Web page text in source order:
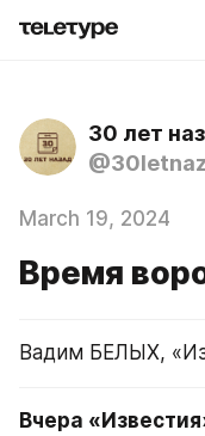
30 лет
March 19, 2024
Время
Вадим БЕЛЫХ,
Вчера